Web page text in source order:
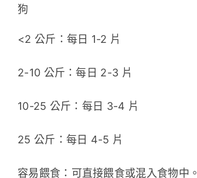
狗
<2 公斤：每日 1-2 片
2-10 公斤：每日 2-3 片
10-25 公斤：每日 3-4 片
25 公斤：每日 4-5 片
容易餵食：可直接餵食或混入食物中。